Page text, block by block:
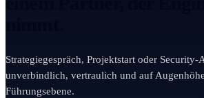
Strategiegespräch, Projektstart oder Security-
unverbindlich, vertraulich und auf
Führungsebene.